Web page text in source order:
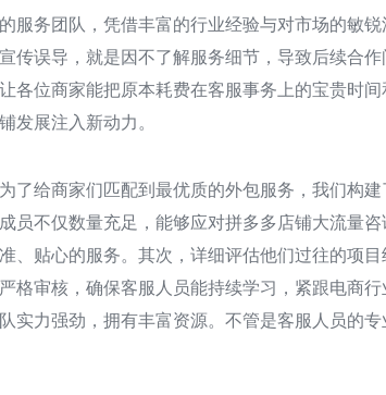
服务团队，凭借丰富的行业经验与对市场的敏
传误导，就是因不了解服务细节，导致后续合
各位商家能把原本耗费在客服事务上的宝贵时
发展注入新动力。
了给商家们匹配到最优质的外包服务，我们构
员不仅数量充足，能够应对拼多多店铺大流量
、贴心的服务。其次，详细评估他们过往的项
格审核，确保客服人员能持续学习，紧跟电商
实力强劲，拥有丰富资源。不管是客服人员的